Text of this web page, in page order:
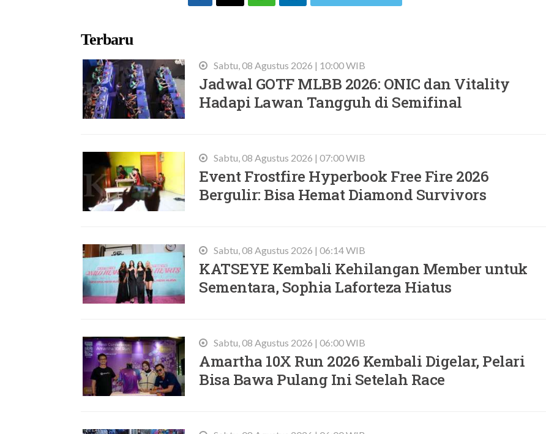
Terbaru
Sabtu, 08 Agustus 2026 | 10:00 WIB
Jadwal GOTF MLBB 2026: ONIC dan Vitality
Hadapi Lawan Tangguh di Semifinal
Sabtu, 08 Agustus 2026 | 07:00 WIB
Event Frostfire Hyperbook Free Fire 2026
Bergulir: Bisa Hemat Diamond Survivors
Sabtu, 08 Agustus 2026 | 06:14 WIB
KATSEYE Kembali Kehilangan Member untuk
Sementara, Sophia Laforteza Hiatus
Sabtu, 08 Agustus 2026 | 06:00 WIB
Amartha 10X Run 2026 Kembali Digelar, Pelari
Bisa Bawa Pulang Ini Setelah Race